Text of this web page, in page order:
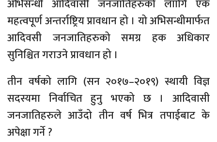
अभिसन्धी आदिवासी जनजातिहरुको लाागि एक
महत्वपूर्ण अन्तर्राष्ट्रिय प्रावधान हो । यो अभिसन्धीमार्फत
आदिवसी जनजातिहरुको समग्र हक अधिकार
सुनिश्चित गराउने प्रावधान हो ।
तीन वर्षको लागि (सन २०१७–२०१९) स्थायी विज्ञ
सदस्यमा निर्वाचित हुनु भएको छ । आदिवासी
जनजातिहरुले आउँदो तीन वर्ष भित्र तपाईबाट के
अपेक्षा गर्ने ?